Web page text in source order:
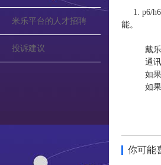
米乐平台的人才招聘
投诉建议
1. p6/
能。
戴
通
如
如
你可能